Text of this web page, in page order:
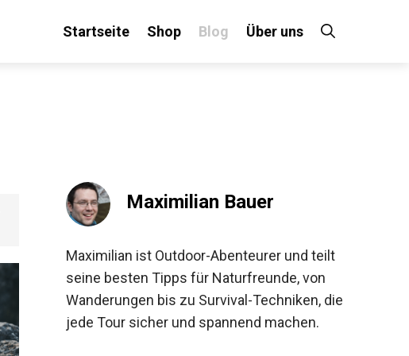
Startseite Shop Blog Über uns
Maximilian Bauer
Maximilian ist Outdoor-Abenteurer und teilt
seine besten Tipps für Naturfreunde, von
Wanderungen bis zu Survival-Techniken, die
jede Tour sicher und spannend machen.